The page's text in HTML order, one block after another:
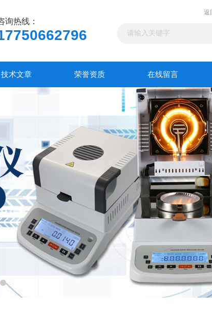
询热线：
返
技术文章 荣誉资质 在线留言